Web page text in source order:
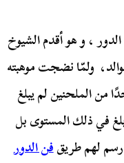
، و هو أقدم الشيوخ
ولمّا نضجت موهبته
من الملحنين لم يبلغ
في ذلك المستوى بل
لهم طريقفن الدور